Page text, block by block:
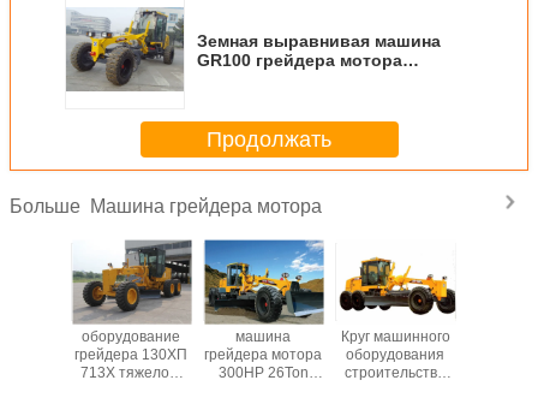
Земная выравнивая машина
GR100 грейдера мотора
Продолжать
Больше Машина грейдера мотора
оборудование
грейдера 130ХП
713Х тяжелое,
машина
грейдера мотора
300HP 26Ton
Круг машинного
оборудования
строительства